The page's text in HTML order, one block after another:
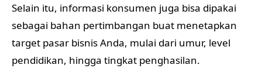
Selain itu, informasi konsumen juga bisa dipakai
sebagai bahan pertimbangan buat menetapkan
target pasar bisnis Anda, mulai dari umur, level
pendidikan, hingga tingkat penghasilan.